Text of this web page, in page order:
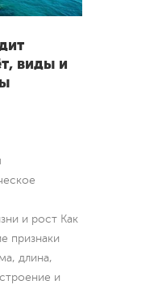
виды и
и рост Как
признаки
длина,
и